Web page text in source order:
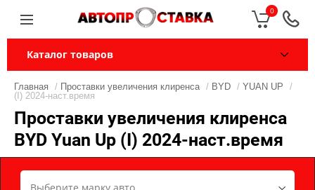
0
Каталог товаров
Главная / Проставки увеличения клиренса / BYD / YUAN UP
/
(I) 2024-наст.время
Проставки увеличения клиренса
BYD Yuan Up (I) 2024-наст.время